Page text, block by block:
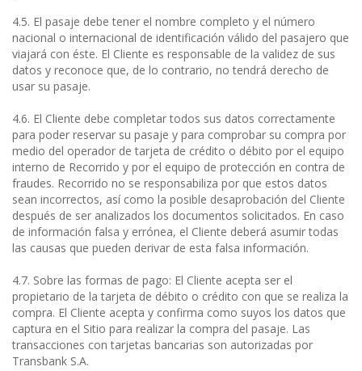
4.5. El pasaje debe tener el nombre completo y el número
nacional o internacional de identificación válido del pasajero que
viajará con éste. El Cliente es responsable de la validez de sus
datos y reconoce que, de lo contrario, no tendrá derecho de
usar su pasaje.
4.6. El Cliente debe completar todos sus datos correctamente
para poder reservar su pasaje y para comprobar su compra por
medio del operador de tarjeta de crédito o débito por el equipo
interno de Recorrido y por el equipo de protección en contra de
fraudes. Recorrido no se responsabiliza por que estos datos
sean incorrectos, así como la posible desaprobación del Cliente
después de ser analizados los documentos solicitados. En caso
de información falsa y errónea, el Cliente deberá asumir todas
las causas que pueden derivar de esta falsa información.
4.7. Sobre las formas de pago: El Cliente acepta ser el
propietario de la tarjeta de débito o crédito con que se realiza la
compra. El Cliente acepta y confirma como suyos los datos que
captura en el Sitio para realizar la compra del pasaje. Las
transacciones con tarjetas bancarias son autorizadas por
Transbank S.A.